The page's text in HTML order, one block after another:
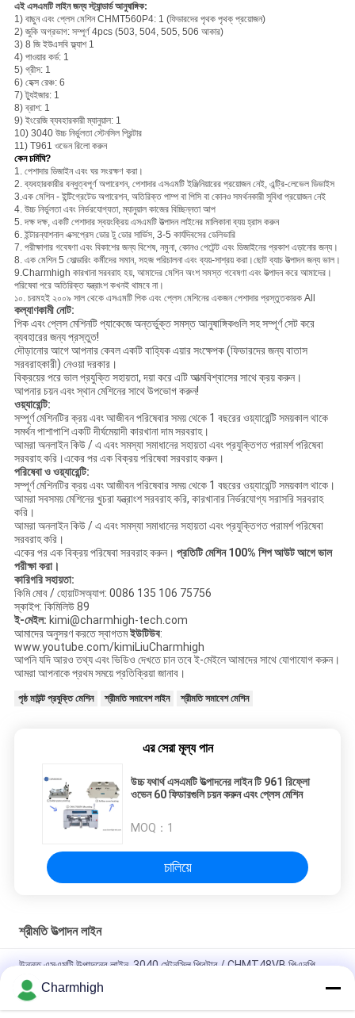
এই এসএমটি লাইন জন্য স্ট্যান্ডার্ড আনুষাঙ্গিক:
1) বাছুন এবং প্লেস মেশিন CHMT560P4: 1 (ফিডারদের পৃথক পৃথক্ প্রয়োজন)
2) জুকি অগ্রভাগ: সম্পূর্ণ 4pcs (503, 504, 505, 506 আকার)
3) 8 জি ইউএসবি ফ্ল্যাশ 1
4) পাওয়ার কর্ড: 1
5) গ্রীস: 1
6) হেক্স রেঞ্চ: 6
7) ট্যুইজার: 1
8) ব্রাশ: 1
9) ইংরেজি ব্যবহারকারী ম্যানুয়াল: 1
10) 3040 উচ্চ নির্ভুলতা স্টেনসিল প্রিন্টার
11) T961 ওভেন রিলো করুন
কেন চর্মিঘি?
1. পেশাদার ডিজাইন এবং ঘর সংরক্ষণ করা।
2. ব্যবহারকারীর বন্ধুত্বপূর্ণ অপারেশন, পেশাদার এসএমটি ইঞ্জিনিয়ারের প্রয়োজন নেই, এন্ট্রি-লেভেল ডিভাইস
3.এক মেশিন - ইন্টিগ্রেটেড অপারেশন, অতিরিক্ত পাম্প বা পিসি বা কোনও সমর্থনকারী সুবিধা প্রয়োজন নেই
4. উচ্চ নির্ভুলতা এবং নির্ভরযোগ্যতা, ম্যানুয়াল কাজের বিচ্ছিন্নতা আপ
5. দক্ষ দক্ষ, একটি পেশাদার স্বয়ংক্রিয় এসএমটি উত্পাদন লাইনের মালিকানা ব্যয় হ্রাস করুন
6. ইন্টারন্যাশনাল এক্সপ্রেস ডোর টু ডোর সার্ভিস, 3-5 কার্যদিবসের ডেলিভারি
7. পরীক্ষাগার গবেষণা এবং বিকাশের জন্য বিশেষ, নমুনা, কোনও পেটেন্ট এবং ডিজাইনের প্রকাশ এড়ানোর জন্য।
8. এক মেশিন 5 সোল্ডারিং কর্মীদের সমান, সহজ পরিচালনা এবং ব্যয়-সাশ্রয় করা।ছোট ব্যাচ উত্পাদন জন্য ভাল।
9.Charmhigh কারখানা সরবরাহ হয়, আমাদের মেশিন অংশ সমস্ত গবেষণা এবং উত্পাদন করে আমাদের।
পরিষেবা পরে অতিরিক্ত যন্ত্রাংশ কখনই থামবে না।
১০. চরমহই ২০০৯ সাল থেকে এসএমটি পিক এবং প্লেস মেশিনের একজন পেশাদার প্রস্তুতকারক All
কল্যাণকামী নোট:
পিক এবং প্লেস মেশিনটি প্যাকেজে অন্তর্ভুক্ত সমস্ত আনুষাঙ্গিকগুলি সহ সম্পূর্ণ সেট করে
ব্যবহারের জন্য প্রস্তুত!
দৌড়ানোর আগে আপনার কেবল একটি বাহ্যিক এয়ার সংক্ষেপক (ফিডারদের জন্য বাতাস
সরবরাহকারী) নেওয়া দরকার।
বিক্রয়ের পরে ভাল প্রযুক্তি সহায়তা, দয়া করে এটি আত্মবিশ্বাসের সাথে ক্রয় করুন।
আপনার চয়ন এবং স্থান মেশিনের সাথে উপভোগ করুন!
ওয়্যারেন্টি:
সম্পূর্ণ মেশিনটির ক্রয় এবং আজীবন পরিষেবার সময় থেকে 1 বছরের ওয়্যারেন্টি সময়কাল থাকে
সমর্থন পাশাপাশি একটি দীর্ঘমেয়াদী কারখানা দাম সরবরাহ।
আমরা অনলাইন কিউ / এ এবং সমস্যা সমাধানের সহায়তা এবং প্রযুক্তিগত পরামর্শ পরিষেবা
সরবরাহ করি।একের পর এক বিক্রয় পরিষেবা সরবরাহ করুন।
পরিষেবা ও ওয়্যারেন্টি:
সম্পূর্ণ মেশিনটির ক্রয় এবং আজীবন পরিষেবার সময় থেকে 1 বছরের ওয়্যারেন্টি সময়কাল থাকে।
আমরা সবসময় মেশিনের খুচরা যন্ত্রাংশ সরবরাহ করি, কারখানার নির্ভরযোগ্য সরাসরি সরবরাহ
করি।
আমরা অনলাইন কিউ / এ এবং সমস্যা সমাধানের সহায়তা এবং প্রযুক্তিগত পরামর্শ পরিষেবা
সরবরাহ করি।
একের পর এক বিক্রয় পরিষেবা সরবরাহ করুন। প্রতিটি মেশিন 100% শিপ আউট আগে ভাল
পরীক্ষা করা।
কারিগরি সহায়তা:
কিমি মোব / হোয়াটসঅ্যাপ: 0086 135 106 75756
স্কাইপ: কিমিলিউ 89
ই-মেইল: kimi@charmhigh-tech.com
আমাদের অনুসরণ করতে স্বাগতমইউটিউব:
www.youtube.com/kimiLiuCharmhigh
আপনি যদি আরও তথ্য এবং ভিডিও দেখতে চান তবে ই-মেইলে আমাদের সাথে যোগাযোগ করুন।
আমরা আপনাকে প্রথম সময়ে প্রতিক্রিয়া জানাব।
পৃষ্ঠ মাউন্ট প্রযুক্তি মেশিন শ্রীমতি সমাবেশ লাইন শ্রীমতি সমাবেশ মেশিন
এর সেরা মূল্য পান
উচ্চ যথার্থ এসএমটি উত্পাদনের লাইন টি 961 রিফ্লো
ওভেন 60 ফিডারগুলি চয়ন করুন এবং প্লেস মেশিন
MOQ： 1
চালিয়ে
শ্রীমতি উত্পাদন লাইন
উন্নত এসএমটি উত্পাদনের লাইন, 3040 স্টেনসিল প্রিন্টার / CHMT48VB পিএনপি
মেশিন / রিফ্লো ওভেন T961
মোট দৈর্ঘ্য ৩.৫ মিটার উচ্চ নির্ভুলতা ছোট এসএমটি উৎপাদন লাইন ০২০১, বিজিএ, ১৪৪ পিন
Charmhigh